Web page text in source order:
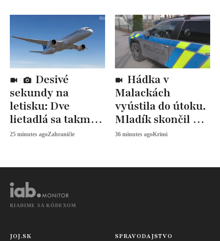
sekundy na
letisku: Dve
lietadlá sa takmer
zrazili
25 minutes agoZahraničie
Malackách
vyústila do útoku.
Mladík skončil v
nemocnici
36 minutes agoKrimi
RIADIME SA KÓDEXOM
JOJ.SK SPRAVODAJSTVO